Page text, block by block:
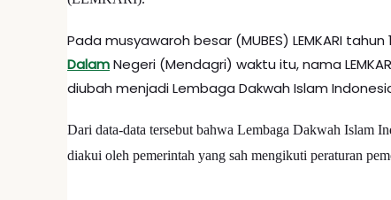
Pada musyawaroh besar (MUBES) LEMKARI
DalamNegeri (Mendagri) waktu itu, nama
diubah menjadi Lembaga Dakwah Islam
Dari data-data tersebut bahwa Lembaga Dakwah Islam
diakui oleh pemerintah yang sah mengikuti peraturan